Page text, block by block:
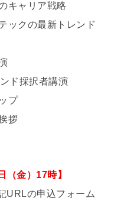
ャリア戦略
クの最新トレンド
採択者講演
プ
拶
（金）17時】
の申込フォーム